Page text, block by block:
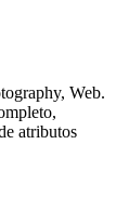
Web.
atributos